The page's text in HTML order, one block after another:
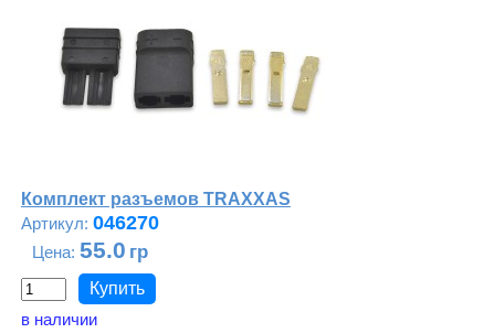
Комплект разъемов TRAXXAS
046270
55.0
в наличии